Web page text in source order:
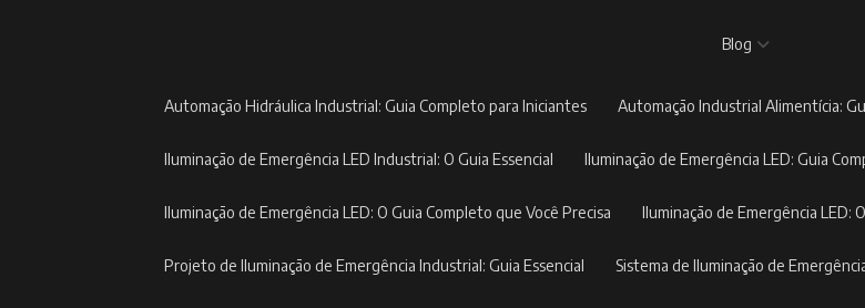
Blog
Automação Hidráulica Industrial: Guia Completo para Iniciantes Automação Industrial Alimentícia:
Iluminação de Emergência LED Industrial: O Guia Essencial Iluminação de Emergência LED: Guia
Iluminação de Emergência LED: O Guia Completo que Você Precisa Iluminação de Emergência LED:
Projeto de Iluminação de Emergência Industrial: Guia Essencial Sistema de Iluminação de